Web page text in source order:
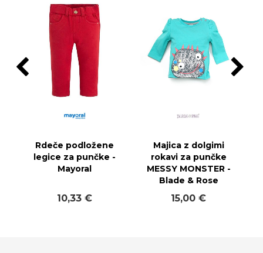
Rdeče podložene
legice za punčke -
Mayoral
10,33 €
Majica z dolgimi
rokavi za punčke
MESSY MONSTER -
Blade & Rose
15,00 €